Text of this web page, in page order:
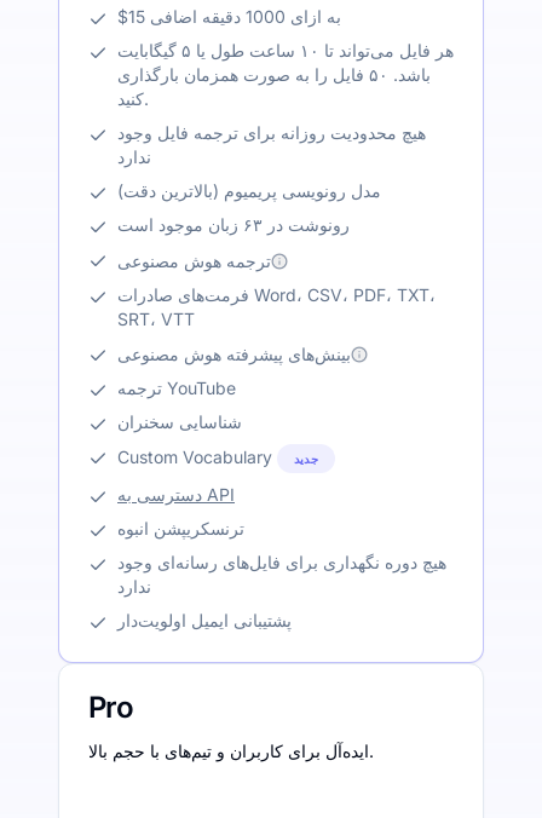
$15 به ازای 1000 دقیقه اضافی
هر فایل می‌تواند تا ۱۰ ساعت طول یا ۵ گیگابایت
باشد. ۵۰ فایل را به صورت همزمان بارگذاری
کنید.
هیچ محدودیت روزانه برای ترجمه فایل وجود
ندارد
مدل رونویسی پریمیوم (بالاترین دقت)
رونوشت در ۶۳ زبان موجود است
ترجمه هوش مصنوعی
فرمت‌های صادرات Word، CSV، PDF، TXT،
SRT، VTT
بینش‌های پیشرفته هوش مصنوعی
ترجمه YouTube
شناسایی سخنران
Custom Vocabulary
جدید
دسترسی به API
ترنسکریپشن انبوه
هیچ دوره نگهداری برای فایل‌های رسانه‌ای وجود
ندارد
پشتیبانی ایمیل اولویت‌دار
Pro
ایده‌آل برای کاربران و تیم‌های با حجم بالا.